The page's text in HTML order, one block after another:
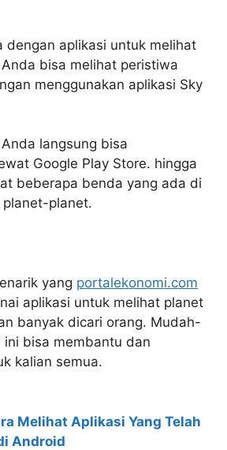
dengan aplikasi untuk melihat
bisa melihat peristiwa
menggunakan aplikasi Sky
langsung bisa
Google Play Store. hingga
beberapa benda yang ada di
planet.
yang portalekonomi.com
aplikasi untuk melihat planet
banyak dicari orang. Mudah-
bisa membantu dan
kalian semua.
Melihat Aplikasi Yang Telah
Android